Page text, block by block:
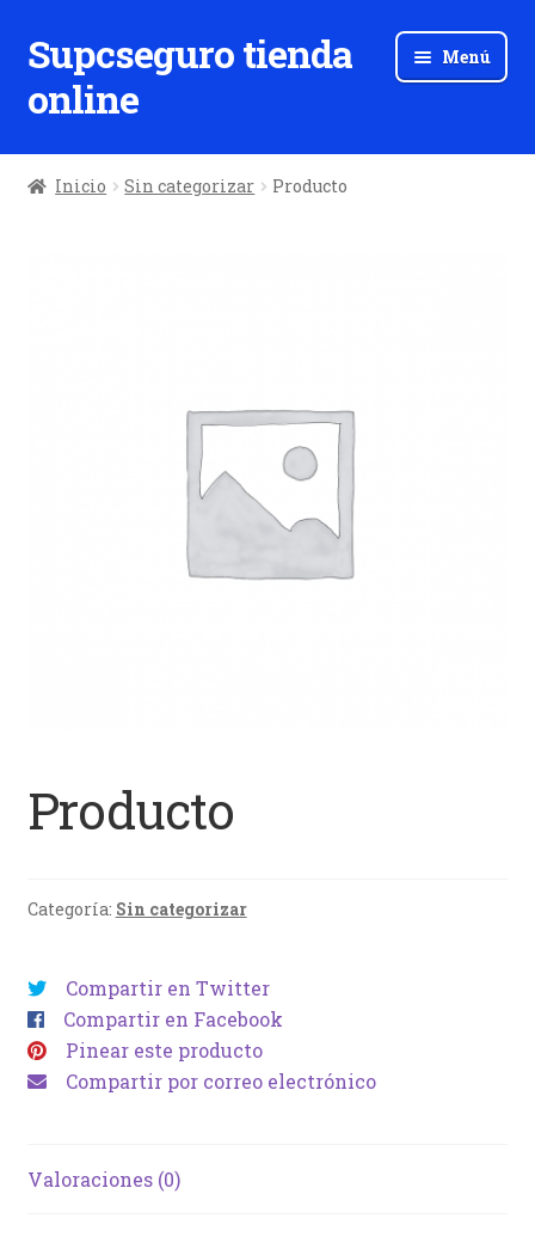
Ir
a
la
Ir
al
contenido
Supcseguro tienda
online
Menú
Inicio Sin categorizar Producto
Producto
Categoría: Sin categorizar
Compartir en Twitter
Compartir en Facebook
Pinear este producto
Compartir por correo electrónico
Valoraciones (0)